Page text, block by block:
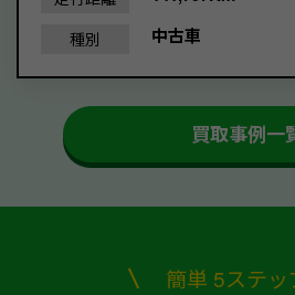
種別 中古車
買取事例一
簡単 5ステッ